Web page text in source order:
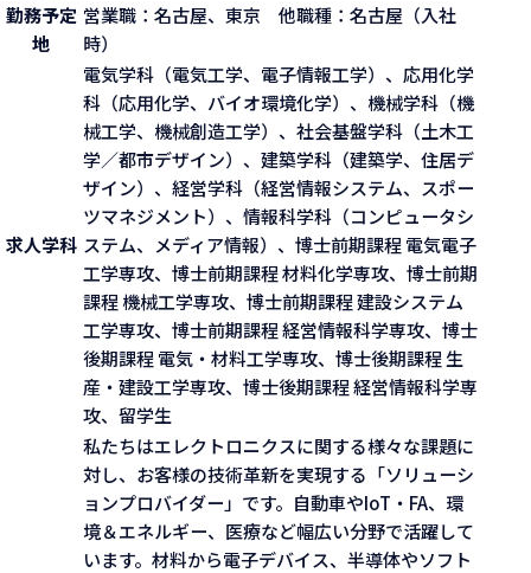
勤務予定
地
営業職：名古屋、東京 他職種：名古屋（入社
時）
求人学科
電気学科（電気工学、電子情報工学）、応用化学
科（応用化学、バイオ環境化学）、機械学科（機
械工学、機械創造工学）、社会基盤学科（土木工
学／都市デザイン）、建築学科（建築学、住居デ
ザイン）、経営学科（経営情報システム、スポー
ツマネジメント）、情報科学科（コンピュータシ
ステム、メディア情報）、博士前期課程 電気電子
工学専攻、博士前期課程 材料化学専攻、博士前期
課程 機械工学専攻、博士前期課程 建設システム
工学専攻、博士前期課程 経営情報科学専攻、博士
後期課程 電気・材料工学専攻、博士後期課程 生
産・建設工学専攻、博士後期課程 経営情報科学専
攻、留学生
私たちはエレクトロニクスに関する様々な課題に
対し、お客様の技術革新を実現する「ソリューシ
ョンプロバイダー」です。自動車やIoT・FA、環
境＆エネルギー、医療など幅広い分野で活躍して
います。材料から電子デバイス、半導体やソフト